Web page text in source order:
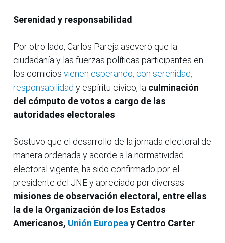
Serenidad y responsabilidad
Por otro lado, Carlos Pareja aseveró que la
ciudadanía y las fuerzas políticas participantes en
los comicios vienen esperando, con serenidad,
responsabilidad y espíritu cívico, la culminación
del cómputo de votos a cargo de las
autoridades electorales
Sostuvo que el desarrollo de la jornada electoral de
manera ordenada y acorde a la normatividad
electoral vigente, ha sido confirmado por el
presidente del JNE y apreciado por diversas
misiones de observación electoral, entre ellas
la de la Organización de los Estados
Americanos, Unión Europea y Centro Carter